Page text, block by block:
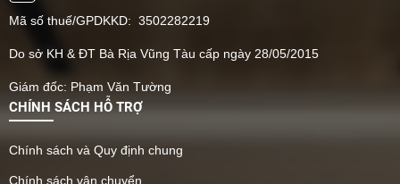
Mã số thuế/GPDKKD: 3502282219
Do sở KH & ĐT Bà Rịa Vũng Tàu cấp ngày 28/05/2015
Giám đốc: Phạm Văn Tường
CHÍNH SÁCH HỖ TRỢ
Chính sách và Quy định chung
Chính sách vận chuyển